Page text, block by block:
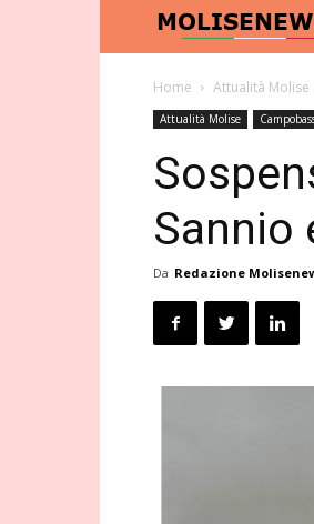
Home Attualità Molise
Attualità Molise
Sannio
Da Redazione